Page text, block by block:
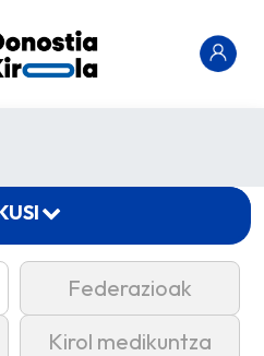
Federazioak
Kirol medikuntza